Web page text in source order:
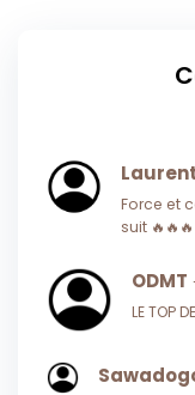
Laurent
Force et
suit 🔥🔥🔥
ODMT
LE TOP